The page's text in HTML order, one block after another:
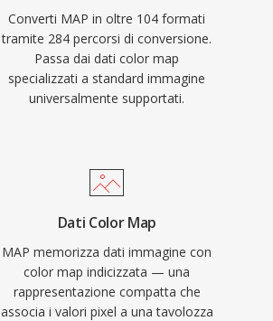
Converti MAP in oltre 104 formati
tramite 284 percorsi di conversione.
Passa dai dati color map
specializzati a standard immagine
universalmente supportati.
Dati Color Map
MAP memorizza dati immagine con
color map indicizzata — una
rappresentazione compatta che
associa i valori pixel a una tavolozza